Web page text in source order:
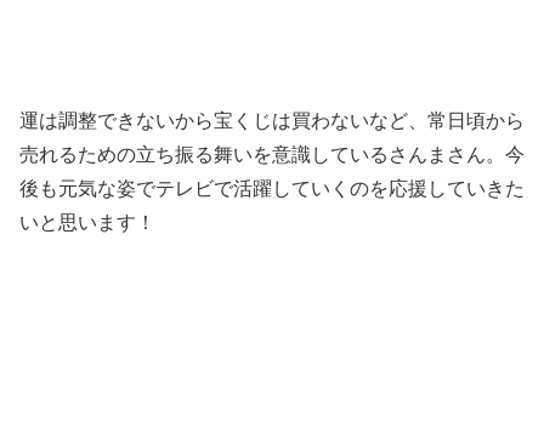
運は調整できないから宝くじは買わないなど、常日頃から
売れるための立ち振る舞いを意識しているさんまさん。今
後も元気な姿でテレビで活躍していくのを応援していきた
いと思います！